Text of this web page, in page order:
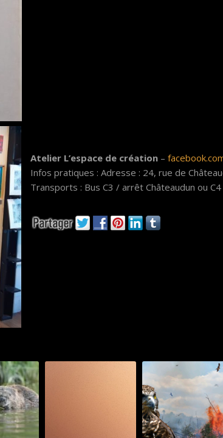
Atelier L’espace de création –
Infos pratiques : Adresse : 24, rue de
Transports : Bus C3 / arrêt Châteaudun ou